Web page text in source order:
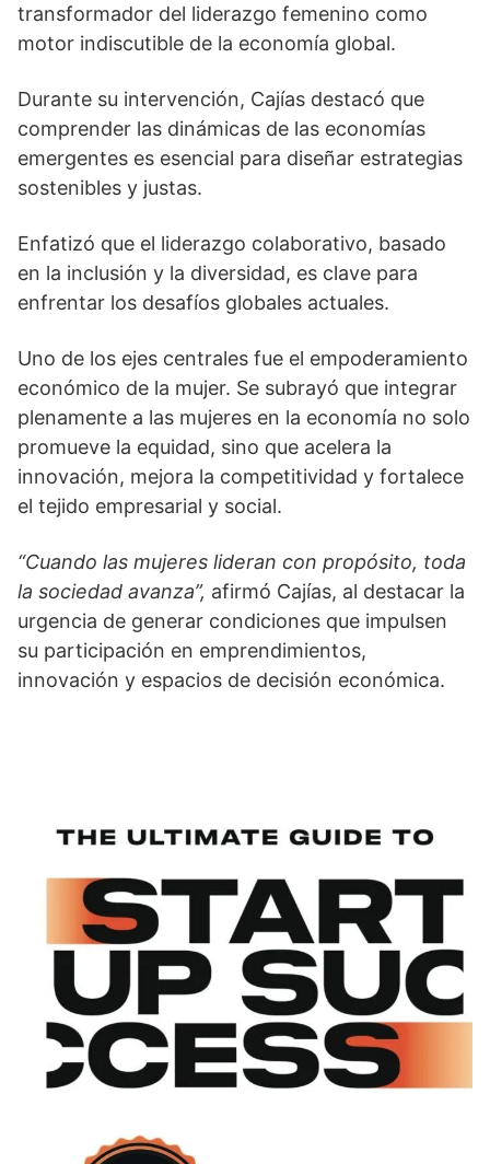
transformador del liderazgo femenino como
motor indiscutible de la economía global.
Durante su intervención, Cajías destacó que
comprender las dinámicas de las economías
emergentes es esencial para diseñar estrategias
sostenibles y justas.
Enfatizó que el liderazgo colaborativo, basado
en la inclusión y la diversidad, es clave para
enfrentar los desafíos globales actuales.
Uno de los ejes centrales fue el empoderamiento
económico de la mujer. Se subrayó que integrar
plenamente a las mujeres en la economía no solo
promueve la equidad, sino que acelera la
innovación, mejora la competitividad y fortalece
el tejido empresarial y social.
“Cuando las mujeres lideran con propósito, toda
la sociedad avanza”, afirmó Cajías, al destacar la
urgencia de generar condiciones que impulsen
su participación en emprendimientos,
innovación y espacios de decisión económica.